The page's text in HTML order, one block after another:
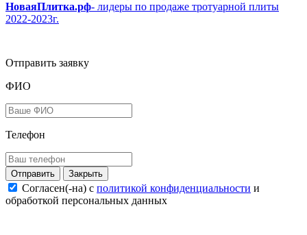
НоваяПлитка.рф- лидеры по продаже тротуарной плиты
2022-2023г.
Отправить заявку
ФИО
Телефон
Закрыть
Согласен(-на) c политикой конфиденциальности и
обработкой персональных данных